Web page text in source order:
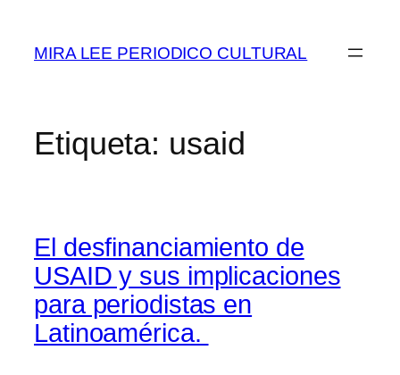
contenido
MIRA LEE PERIODICO CULTURAL
Etiqueta: usaid
El desfinanciamiento de
USAID y sus implicaciones
para periodistas en
Latinoamérica.